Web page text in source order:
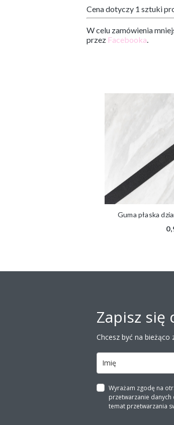
Cena dotyczy 1 sztuki
W celu zamówienia
przez Facebooka.
Guma płaska
Zapisz się
Chcesz być na
Wyrażam zgodę na
przetwarzanie danych
temat przetwarzania